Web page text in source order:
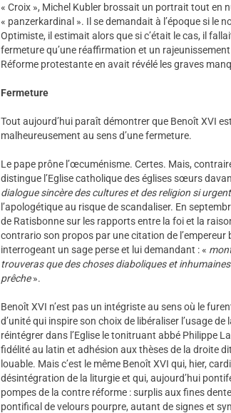
« Croix », Michel Kubler brossait un portrait tout en
« panzerkardinal ». Il se demandait à l’époque si le
Optimiste, il estimait alors que si c’était le cas, il
fermeture qu’une réaffirmation et un
Réforme protestante en avait révélé les graves
Fermeture
Tout aujourd’hui paraît démontrer que Benoît XVI
malheureusement au sens d’une fermeture.
Le pape prône l’œcuménisme. Certes. Mais,
distingue l’Eglise catholique des églises sœurs
dialogue sincère des cultures et des religion si
l’apologétique au risque de scandaliser. En
de Ratisbonne sur les rapports entre la foi et la
contrario son propos par une citation de
interrogeant un sage perse et lui demandant : «
trouveras que des choses diaboliques et
prêche».
Benoît XVI n’est pas un intégriste au sens où le
d’unité qui inspire son choix de libéraliser l’usage
réintégrer dans l’Eglise le tonitruant abbé Philippe
fidélité au latin et adhésion aux thèses de la droite
louable. Mais c’est le même Benoît XVI qui, hier,
désintégration de la liturgie et qui, aujourd’hui
pompes de la contre réforme : surplis aux fines
pontifical de velours pourpre, autant de signes et